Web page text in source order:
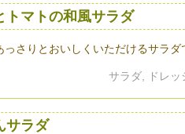
トマトの和風サラダ
っさりとおいしくいただけるサラダ
サラダ, ドレッ
サラダ